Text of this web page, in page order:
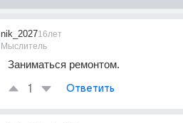
nik_2027
Мыслитель
16лет
Заниматься ремонтом.
1 Ответить